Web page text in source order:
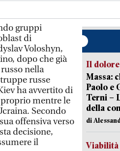
gruppi
di
Voloshyn,
dopo che già
nella
russe
ha avvertito di
mentre le
Secondo
offensiva verso
decisione,
il
Il dolore
Massa:
Paolo e
Terni –
della
di
Viabilità